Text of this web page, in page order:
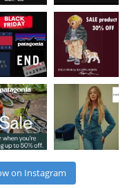
on Instagram